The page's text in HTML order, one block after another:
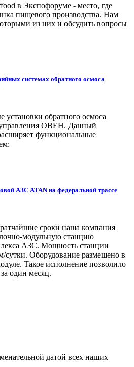
в Экспофоруме - место, где
пищевого производства. Нам
из них и обсудить вопросы
системах обратного осмоса
установки обратного осмоса
ОВЕН. Данный
функциональные
АЗС ATAN на федеральной трассе
сроки наша компания
модульную станцию
АЗС. Мощность станции
сутки. Оборудование размещено в
Такое исполнение позволило
один месяц.
датой всех наших